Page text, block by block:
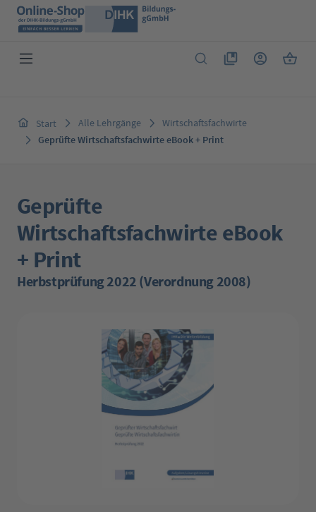
Zum Hauptinhalt springen
Du hast 0 Produkte
Start Alle Lehrgänge
Wirtschaftsfachwirte
Geprüfte Wirtschaftsfachwirte eBook + Print
Geprüfte
Wirtschaftsfachwirte eBook
+ Print
Herbstprüfung 2022 (Verordnung 2008)